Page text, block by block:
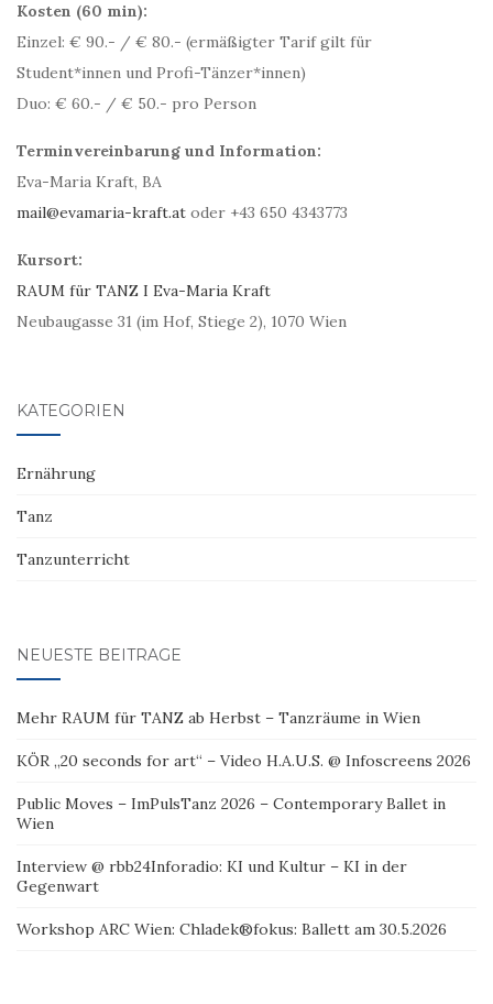
Kosten (60 min):
Einzel: € 90.- / € 80.- (ermäßigter Tarif gilt für
Student*innen und Profi-Tänzer*innen)
Duo: € 60.- / € 50.- pro Person
Terminvereinbarung und Information:
Eva-Maria Kraft, BA
mail@evamaria-kraft.at oder +43 650 4343773
Kursort:
RAUM für TANZ I Eva-Maria Kraft
Neubaugasse 31 (im Hof, Stiege 2), 1070 Wien
KATEGORIEN
Ernährung
Tanz
Tanzunterricht
NEUESTE BEITRÄGE
Mehr RAUM für TANZ ab Herbst – Tanzräume in Wien
KÖR „20 seconds for art“ – Video H.A.U.S. @ Infoscreens 2026
Public Moves – ImPulsTanz 2026 – Contemporary Ballet in
Wien
Interview @ rbb24Inforadio: KI und Kultur – KI in der
Gegenwart
Workshop ARC Wien: Chladek®fokus: Ballett am 30.5.2026